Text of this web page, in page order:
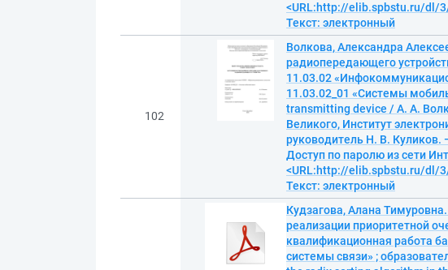
<URL:http://elib.spbstu.ru/dl/
Текст: электронный
102
Волкова, Александра
радиопередающего
11.03.02
11.03.02_01 «Системы
transmitting device / А. А.
Великого, Институт
руководитель Н. В. Куликов.
Доступ по паролю из сети
<URL:http://elib.spbstu.ru/dl/
Текст: электронный
Кудзагова, Алана
реализации приоритетной
квалификационная работа
системы связи» ;